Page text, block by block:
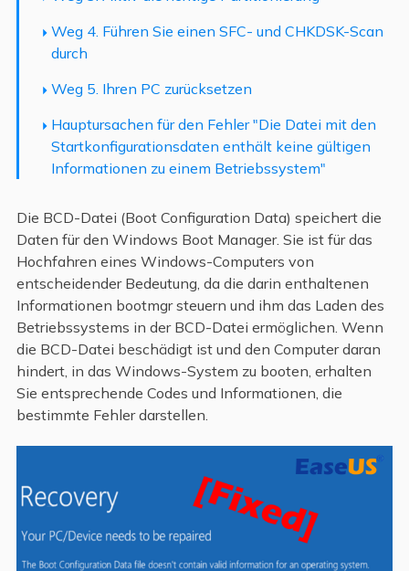
Weg 4. Führen Sie einen SFC- und CHKDSK-Scan
durch
Weg 5. Ihren PC zurücksetzen
Hauptursachen für den Fehler "Die Datei mit den
Startkonfigurationsdaten enthält keine gültigen
Informationen zu einem Betriebssystem"
Die BCD-Datei (Boot Configuration Data) speichert die
Daten für den Windows Boot Manager. Sie ist für das
Hochfahren eines Windows-Computers von
entscheidender Bedeutung, da die darin enthaltenen
Informationen bootmgr steuern und ihm das Laden des
Betriebssystems in der BCD-Datei ermöglichen. Wenn
die BCD-Datei beschädigt ist und den Computer daran
hindert, in das Windows-System zu booten, erhalten
Sie entsprechende Codes und Informationen, die
bestimmte Fehler darstellen.